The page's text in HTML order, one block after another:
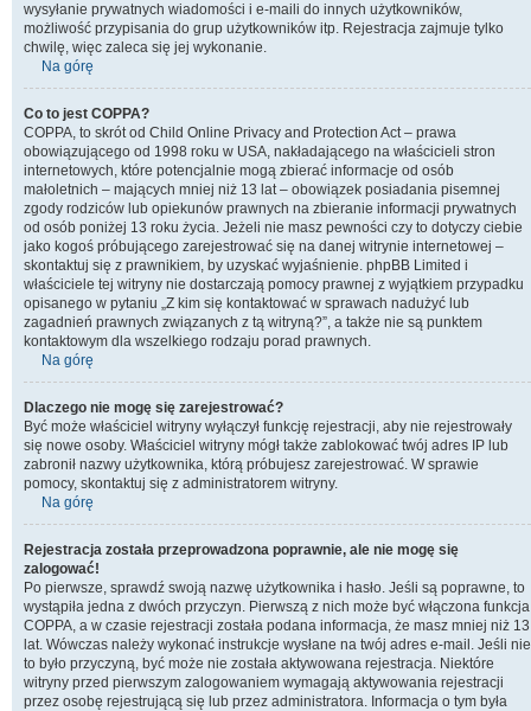
wysyłanie prywatnych wiadomości i e-maili do innych użytkowników,
możliwość przypisania do grup użytkowników itp. Rejestracja zajmuje tylko
chwilę, więc zaleca się jej wykonanie.
Na górę
Co to jest COPPA?
COPPA, to skrót od Child Online Privacy and Protection Act – prawa
obowiązującego od 1998 roku w USA, nakładającego na właścicieli stron
internetowych, które potencjalnie mogą zbierać informacje od osób
małoletnich – mających mniej niż 13 lat – obowiązek posiadania pisemnej
zgody rodziców lub opiekunów prawnych na zbieranie informacji prywatnych
od osób poniżej 13 roku życia. Jeżeli nie masz pewności czy to dotyczy ciebie
jako kogoś próbującego zarejestrować się na danej witrynie internetowej –
skontaktuj się z prawnikiem, by uzyskać wyjaśnienie. phpBB Limited i
właściciele tej witryny nie dostarczają pomocy prawnej z wyjątkiem przypadku
opisanego w pytaniu „Z kim się kontaktować w sprawach nadużyć lub
zagadnień prawnych związanych z tą witryną?”, a także nie są punktem
kontaktowym dla wszelkiego rodzaju porad prawnych.
Na górę
Dlaczego nie mogę się zarejestrować?
Być może właściciel witryny wyłączył funkcję rejestracji, aby nie rejestrowały
się nowe osoby. Właściciel witryny mógł także zablokować twój adres IP lub
zabronił nazwy użytkownika, którą próbujesz zarejestrować. W sprawie
pomocy, skontaktuj się z administratorem witryny.
Na górę
Rejestracja została przeprowadzona poprawnie, ale nie mogę się
zalogować!
Po pierwsze, sprawdź swoją nazwę użytkownika i hasło. Jeśli są poprawne, to
wystąpiła jedna z dwóch przyczyn. Pierwszą z nich może być włączona funkcja
COPPA, a w czasie rejestracji została podana informacja, że masz mniej niż 13
lat. Wówczas należy wykonać instrukcje wysłane na twój adres e-mail. Jeśli nie
to było przyczyną, być może nie została aktywowana rejestracja. Niektóre
witryny przed pierwszym zalogowaniem wymagają aktywowania rejestracji
przez osobę rejestrującą się lub przez administratora. Informacja o tym była